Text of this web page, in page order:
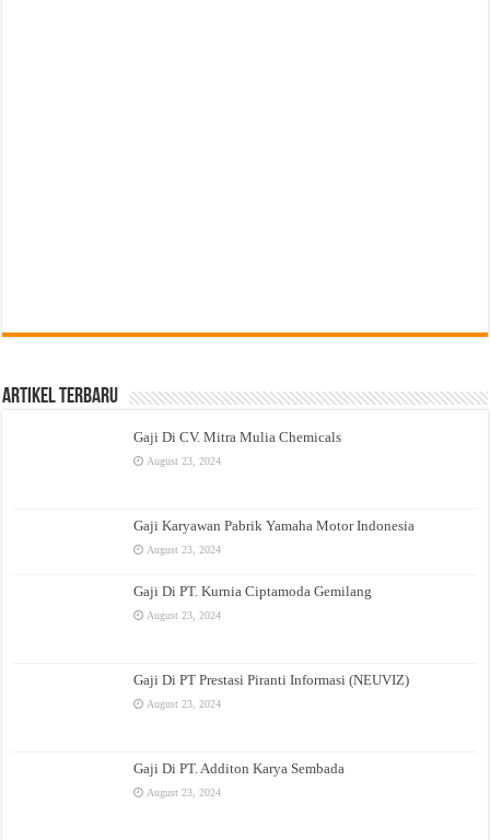
Artikel Terbaru
Gaji Di CV. Mitra Mulia Chemicals
August 23, 2024
Gaji Karyawan Pabrik Yamaha Motor Indonesia
August 23, 2024
Gaji Di PT. Kurnia Ciptamoda Gemilang
August 23, 2024
Gaji Di PT Prestasi Piranti Informasi (NEUVIZ)
August 23, 2024
Gaji Di PT. Additon Karya Sembada
August 23, 2024